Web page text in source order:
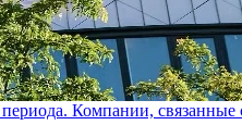
Компании, связанные